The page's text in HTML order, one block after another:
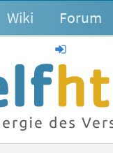
Wiki Forum
anmelden